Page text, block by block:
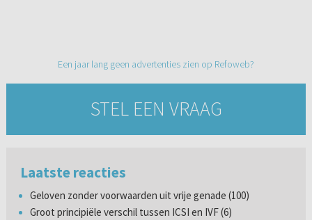
Een jaar lang geen advertenties zien op Refoweb?
STEL EEN VRAAG
Laatste reacties
Geloven zonder voorwaarden uit vrije genade (100)
Groot principiële verschil tussen ICSI en IVF (6)